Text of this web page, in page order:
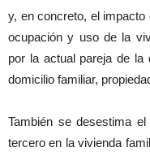
y, en concreto, el impacto
ocupación y uso de la
por la actual pareja de la
domicilio familiar,
También se desestima
tercero en la vivienda